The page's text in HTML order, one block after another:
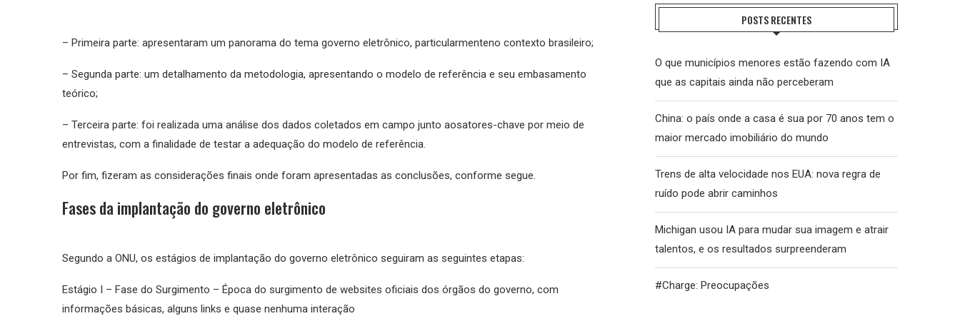
– Primeira parte: apresentaram um panorama do tema governo eletrônico, particularmenteno contexto brasileiro;
– Segunda parte: um detalhamento da metodologia, apresentando o modelo de referência e seu embasamento
teórico;
– Terceira parte: foi realizada uma análise dos dados coletados em campo junto aosatores-chave por meio de
entrevistas, com a finalidade de testar a adequação do modelo de referência.
Por fim, fizeram as considerações finais onde foram apresentadas as conclusões, conforme segue.
Fases da implantação do governo eletrônico
Segundo a ONU, os estágios de implantação do governo eletrônico seguiram as seguintes etapas:
Estágio I – Fase do Surgimento – Época do surgimento de websites oficiais dos órgãos do governo, com
informações básicas, alguns links e quase nenhuma interação
POSTS RECENTES
O que municípios menores estão fazendo com IA
que as capitais ainda não perceberam
China: o país onde a casa é sua por 70 anos tem o
maior mercado imobiliário do mundo
Trens de alta velocidade nos EUA: nova regra de
ruído pode abrir caminhos
Michigan usou IA para mudar sua imagem e atrair
talentos, e os resultados surpreenderam
#Charge: Preocupações